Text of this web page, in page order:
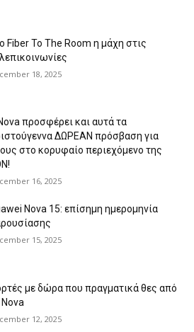
Fiber To The Room η μάχη στις
18, 2025
προσφέρει και αυτά τα
ΔΩΡΕΑΝ πρόσβαση για
στο κορυφαίο περιεχόμενο της
16, 2025
Nova 15: επίσημη ημερομηνία
15, 2025
με δώρα που πραγματικά θες από
12, 2025